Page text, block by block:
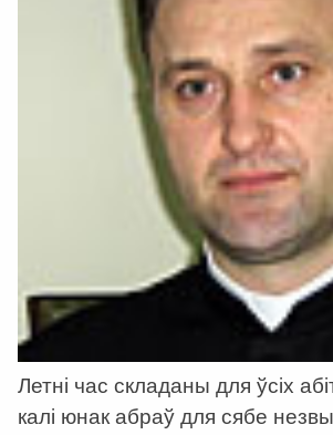
Летні час складаны для ўсіх
калі юнак абраў для сябе